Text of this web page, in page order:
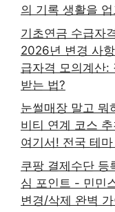
의 기록 생활을
기초연금 수급자
2026년 변경 사
급자격 모의계산:
받는 법?
눈썰매장 말고 뭐
비티 연계 코스 추
여기서! 전국 테
쿠팡 결제수단 등
심 포인트 - 민민
변경/삭제 완벽